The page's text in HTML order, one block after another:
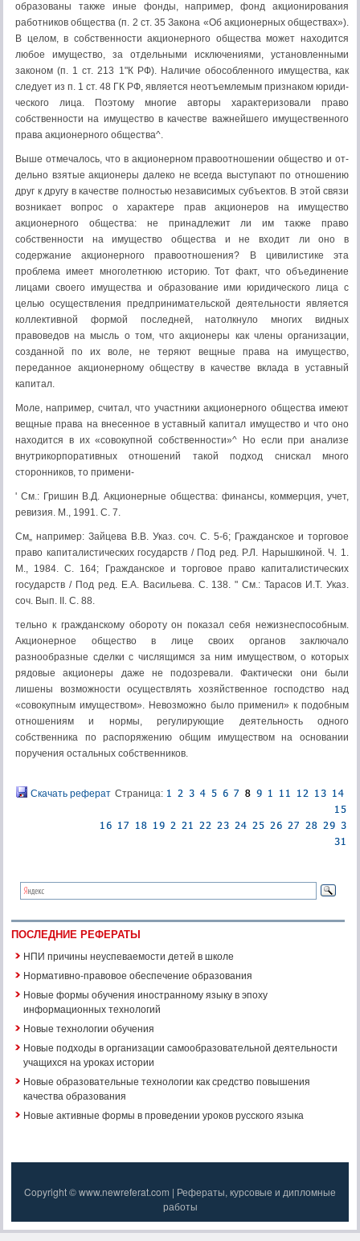
образованы также иные фонды, например, фонд акционирования
работников общества (п. 2 ст. 35 Закона «Об акционерных обществах»).
В целом, в собственности акционерного общества может находится
любое имущество, за отдельными исключениями, установ­ленными
законом (п. 1 ст. 213 1"К РФ). Наличие обособленного имущества, как
следует из п. 1 ст. 48 ГК РФ, является неотъемлемым признаком юриди­
ческого лица. Поэтому многие авторы характеризовали право
собственности на имущество в качестве важнейшего имущественного
права акционерного общества^.
Выше отмечалось, что в акционерном правоотношении общество и от­
дельно взятые акционеры далеко не всегда выступают по отношению
друг к другу в качестве полностью независимых субъектов. В этой связи
возникает вопрос о характере прав акционеров на имущество
акционерного общества: не принадлежит ли им также право
собственности на имущество общества и не входит ли оно в
содержание акционерного правоотношения? В цивили­стике эта
проблема имеет многолетнюю историю. Тот факт, что объединение
лицами своего имущества и образование ими юридического лица с
целью осуществления предпринимательской деятельности является
коллективной формой последней, натолкнуло многих видных
правоведов на мысль о том, что акционеры как члены организации,
созданной по их воле, не теряют вещ­ные права на имущество,
переданное акционерному обществу в качестве вклада в уставный
капитал.
Моле, например, считал, что участники акционерного общества имеют
вещные права на внесенное в уставный капитал имущество и что оно
нахо­дится в их «совокупной собственности»^ Но если при анализе
внутрикорпо­ративных отношений такой подход снискал много
сторонников, то примени-
' См.: Гришин В.Д. Акционерные общества: финансы, коммерция, учет,
ревизия. М., 1991. С. 7.
См„ например: Зайцева В.В. Указ. соч. С. 5-6; Гражданское и торговое
право капиталисти­ческих государств / Под ред. Р.Л. Нарышкиной. Ч. 1.
М., 1984. С. 164; Гражданское и торговое право капиталистических
государств / Под ред. Е.А. Васильева. С. 138. " См.: Тарасов И.Т. Указ.
соч. Вып. II. С. 88.
тельно к гражданскому обороту он показал себя нежизнеспособным.
Акцио­нерное общество в лице своих органов заключало
разнообразные сделки с числящимся за ним имуществом, о которых
рядовые акционеры даже не по­дозревали. Фактически они были
лишены возможности осуществлять хозяй­ственное господство над
«совокупным имуществом». Невозможно было при­менил» к подобным
отношениям и нормы, регулирующие деятельность одно­го
собственника по распоряжению общим имуществом на основании
поруче­ния остальных собственников.
Скачать реферат Страница:
ПОСЛЕДНИЕ РЕФЕРАТЫ
НПИ причины неуспеваемости детей в школе
Нормативно-правовое обеспечение образования
Новые формы обучения иностранному языку в эпоху
информационных технологий
Новые технологии обучения
Новые подходы в организации самообразовательной деятельности
учащихся на уроках истории
Новые образовательные технологии как средство повышения
качества образования
Новые активные формы в проведении уроков русского языка
Copyright © www.newreferat.com | Рефераты, курсовые и дипломные
работы